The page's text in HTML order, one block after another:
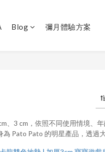
Blog 彌月體驗方案
、3 cm，依照不同使用情境、
Pato Pato 的明星產品，透過